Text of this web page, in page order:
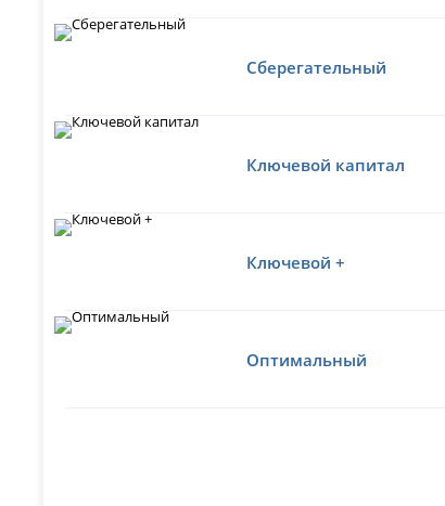
Сберегательный
Ключевой капитал
Ключевой +
Оптимальный